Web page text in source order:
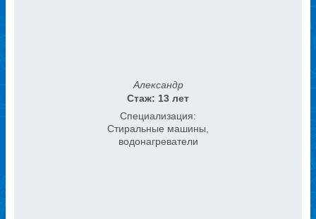
Александр
Стаж: 13 лет
Специализация:
Стиральные машины,
водонагреватели